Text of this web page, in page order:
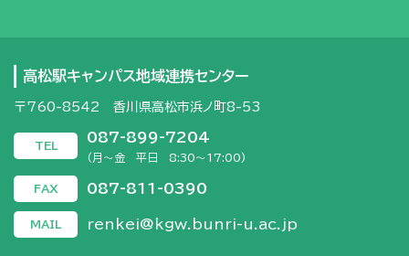
高松駅キャンパス地域連携センター
〒760-8542 香川県高松市浜ノ町8-53
TEL
087-899-7204
(月～金 平日 8:30～17:00)
FAX 087-811-0390
MAIL renkei@kgw.bunri-u.ac.jp